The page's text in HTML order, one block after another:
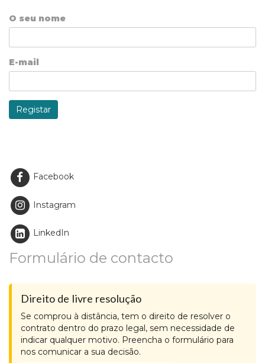
O seu nome
E-mail
Registar
Facebook
Instagram
LinkedIn
Formulário de contacto
Direito de livre resolução
Se comprou à distância, tem o direito de resolver o
contrato dentro do prazo legal, sem necessidade de
indicar qualquer motivo. Preencha o formulário para
nos comunicar a sua decisão.